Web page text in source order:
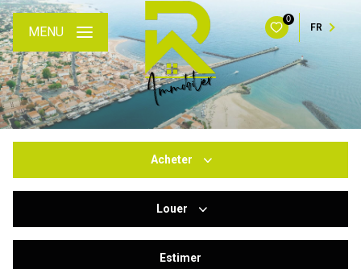
0
FR
MENU
Acheter
Du neuf
Louer
Estimer